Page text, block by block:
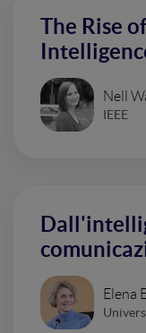
The Rise
Nell
IEEE
Elena